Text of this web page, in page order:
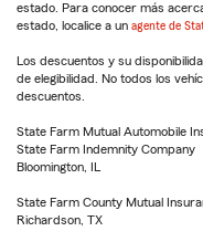
estado. Para conocer más
estado, localice a un agente de
Los descuentos y su
de elegibilidad. No todos los
descuentos.
State Farm Mutual Automobile
State Farm Indemnity Company
Bloomington, IL
State Farm County Mutual
Richardson, TX